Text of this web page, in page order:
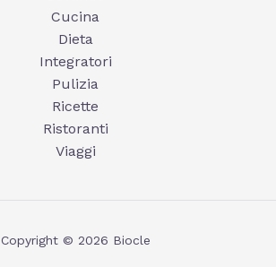
Cucina
Dieta
Integratori
Pulizia
Ricette
Ristoranti
Viaggi
Copyright © 2026 Biocle